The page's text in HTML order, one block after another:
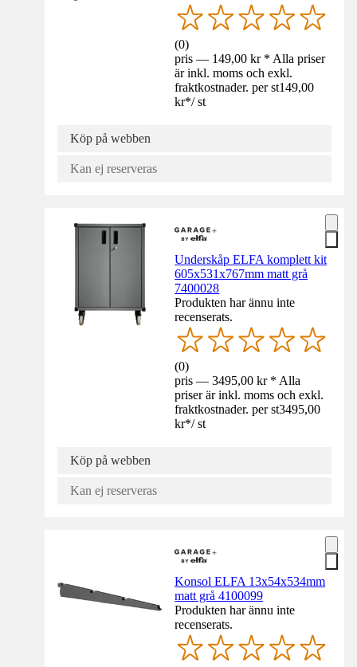
(0)
pris — 149,00 kr * Alla priser
är inkl. moms och exkl.
fraktkostnader. per st149,00
kr*/ st
Köp på webben
Kan ej reserveras
Underskåp ELFA komplett kit
605x531x767mm matt grå
7400028
Produkten har ännu inte
recenserats.
(0)
pris — 3495,00 kr * Alla
priser är inkl. moms och exkl.
fraktkostnader. per st3495,00
kr*/ st
Köp på webben
Kan ej reserveras
Konsol ELFA 13x54x534mm
matt grå 4100099
Produkten har ännu inte
recenserats.